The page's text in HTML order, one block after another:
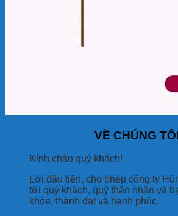
VỀ CHÚNG TÔI
Kính chào quý khách!
Lời đầu tiên, cho phép công ty
tới quý khách, quý thân nhân và
khỏe, thành đạt và hạnh phúc.